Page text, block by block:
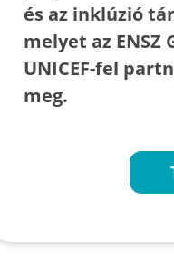
és az inklúzió
melyet az ENSZ
UNICEF-fel
meg.